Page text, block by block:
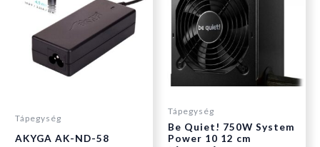
Tápegység
AKYGA AK-ND-58
Tápegység
Be Quiet! 750W System
Power 10 12 cm